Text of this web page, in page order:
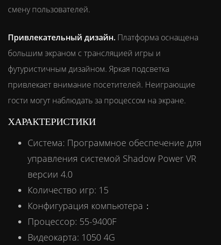
смену пользователей.
Привлекательный дизайн. Платформа оснащена
большим экраном с трансляцией игры и
футуристичным дизайном. Яркая подсветка
привлекает внимание посетителей. Неиграющие
гости могут наблюдать за процессом на экране.
ХАРАКТЕРИСТИКИ
Система: Программное обеспечение для
управления системой Shadow Power VR
версии 4.0
Количество игр: 15
Конфигурация компьютера：
Процессор: 55-9400F
Видеокарта: 1050 4G